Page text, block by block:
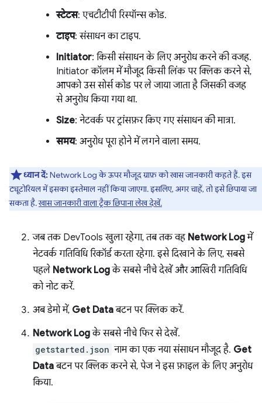
स्टेटस: एचटीटीपी रिस्पॉन्स कोड.
टाइप: संसाधन का टाइप.
Initiator: किसी संसाधन के लिए अनुरोध करने की वजह.
Initiator कॉलम में मौजूद किसी लिंक पर क्लिक करने से,
आपको उस सोर्स कोड पर ले जाया जाता है जिसकी वजह
से अनुरोध किया गया था.
Size: नेटवर्क पर ट्रांसफ़र किए गए संसाधन की मात्रा.
समय: अनुरोध पूरा होने में लगने वाला समय.
ध्यान दें:Network Log के ऊपर मौजूद ग्राफ़ को खास जानकारी कहते हैं. इस
ट्यूटोरियल में इसका इस्तेमाल नहीं किया जाएगा. इसलिए, अगर चाहें, तो इसे छिपाया जा
सकता है.खास जानकारी वाला ट्रैक छिपाना लेख देखें.
जब तक DevTools खुला रहेगा, तब तक वह Network Logमें
नेटवर्क गतिविधि रिकॉर्ड करता रहेगा. इसे दिखाने के लिए, सबसे
पहले Network Logके सबसे नीचे देखें और आखिरी गतिविधि
को नोट करें.
अब डेमो में, Get Dataबटन पर क्लिक करें.
Network Logके सबसे नीचे फिर से देखें.
getstarted.json नाम का एक नया संसाधन मौजूद है. Get
Dataबटन पर क्लिक करने से, पेज ने इस फ़ाइल के लिए अनुरोध
किया.